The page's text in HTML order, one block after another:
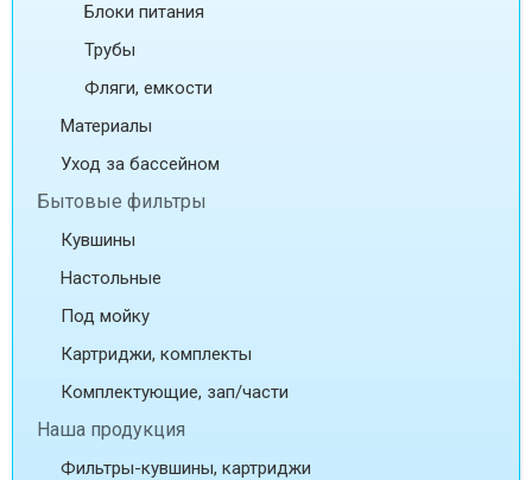
Блоки питания
Трубы
Фляги, емкости
Материалы
Уход за бассейном
Бытовые фильтры
Кувшины
Настольные
Под мойку
Картриджи, комплекты
Комплектующие, зап/части
Наша продукция
Фильтры-кувшины, картриджи